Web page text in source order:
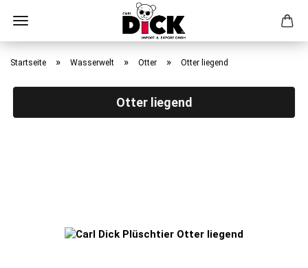
Direkt
zumStartseite » Wasserwelt » Otter » Otter liegend
Otter liegend